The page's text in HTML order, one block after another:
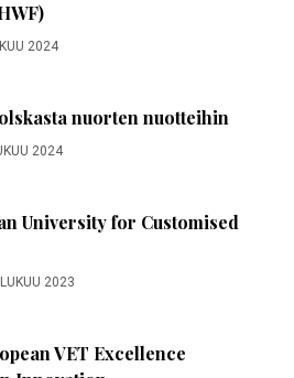
2024
nuorten nuotteihin
2024
University for Customised
2023
VET Excellence